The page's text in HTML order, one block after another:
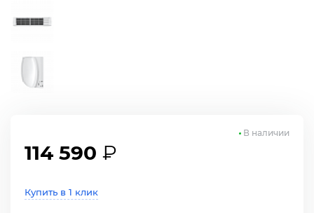
114 590 ₽
Купить в 1 клик
В наличии